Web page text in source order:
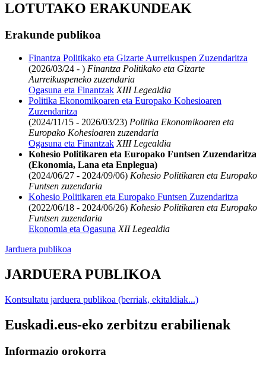
LOTUTAKO ERAKUNDEAK
Erakunde publikoa
Finantza Politikako eta Gizarte Aurreikuspen Zuzendaritza
(2026/03/24 - ) Finantza Politikako eta Gizarte
Aurreikuspeneko zuzendaria
Ogasuna eta Finantzak XIII Legealdia
Politika Ekonomikoaren eta Europako Kohesioaren
Zuzendaritza
(2024/11/15 - 2026/03/23) Politika Ekonomikoaren eta
Europako Kohesioaren zuzendaria
Ogasuna eta Finantzak XIII Legealdia
Kohesio Politikaren eta Europako Funtsen Zuzendaritza
(Ekonomia, Lana eta Enplegua)
(2024/06/27 - 2024/09/06) Kohesio Politikaren eta Europako
Funtsen zuzendaria
Kohesio Politikaren eta Europako Funtsen Zuzendaritza
(2022/06/18 - 2024/06/26) Kohesio Politikaren eta Europako
Funtsen zuzendaria
Ekonomia eta Ogasuna XII Legealdia
Jarduera publikoa
JARDUERA PUBLIKOA
Kontsultatu jarduera publikoa (berriak, ekitaldiak...)
Euskadi.eus-eko zerbitzu erabilienak
Informazio orokorra